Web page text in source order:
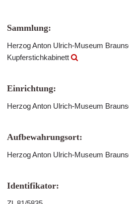
Sammlung:
Herzog Anton Ulrich-Museum
Kupferstichkabinett
Einrichtung:
Herzog Anton Ulrich-Museum
Aufbewahrungsort:
Herzog Anton Ulrich-Museum
Identifikator: